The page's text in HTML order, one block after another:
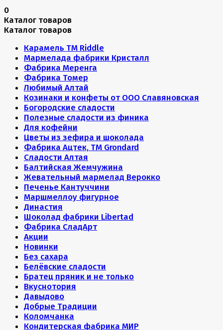
0
Каталог товаров
Каталог товаров
Карамель ТМ Riddle
Мармелада фабрики Кристалл
Фабрика Меренга
Фабрика Томер
Любимый Алтай
Козинаки и конфеты от ООО Славяновская
Богородские сладости
Полезные сладости из финика
Для кофейни
Цветы из зефира и шоколада
Фабрика Ацтек, ТМ Grondard
Сладости Алтая
Балтийская Жемчужина
Жевательный мармелад Верокко
Печенье Кантуччини
Маршмеллоу фигурное
Династия
Шоколад фабрики Libertad
Фабрика СладАрт
Акции
Новинки
Без сахара
Белёвские сладости
Братец пряник и не только
Вкуснотория
Давыдово
Добрые Традиции
Коломчанка
Кондитерская фабрика МИР